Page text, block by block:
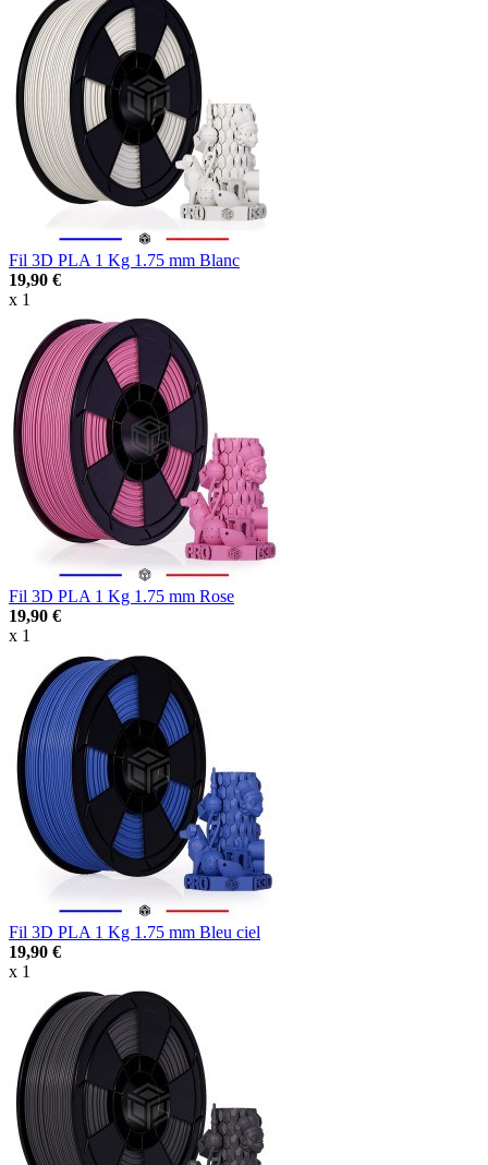
Fil 3D PLA 1 Kg 1.75 mm Blanc
19,90 €
x 1
Fil 3D PLA 1 Kg 1.75 mm Rose
19,90 €
x 1
Fil 3D PLA 1 Kg 1.75 mm Bleu ciel
19,90 €
x 1